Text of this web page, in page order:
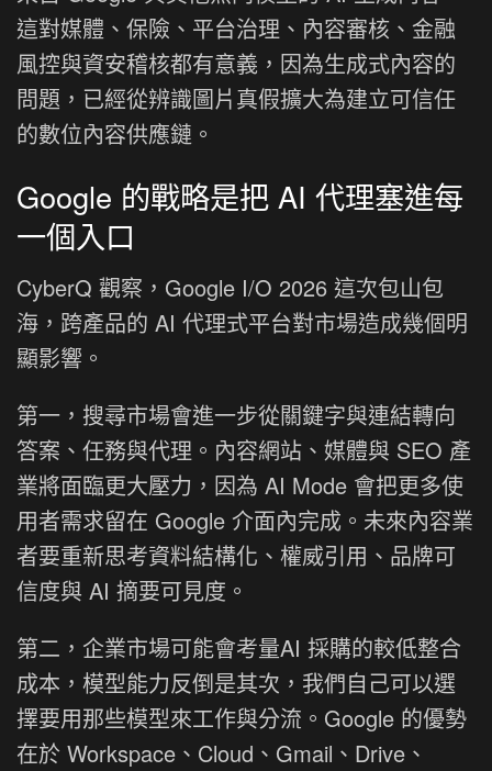
這對媒體、保險、平台治理、內容審核、金融
風控與資安稽核都有意義，因為生成式內容的
問題，已經從辨識圖片真假擴大為建立可信任
的數位內容供應鏈。
Google 的戰略是把 AI 代理塞進每
一個入口
CyberQ 觀察，Google I/O 2026 這次包山包
海，跨產品的 AI 代理式平台對市場造成幾個明
顯影響。
第一，搜尋市場會進一步從關鍵字與連結轉向
答案、任務與代理。內容網站、媒體與 SEO 產
業將面臨更大壓力，因為 AI Mode 會把更多使
用者需求留在 Google 介面內完成。未來內容業
者要重新思考資料結構化、權威引用、品牌可
信度與 AI 摘要可見度。
第二，企業市場可能會考量AI 採購的較低整合
成本，模型能力反倒是其次，我們自己可以選
擇要用那些模型來工作與分流。Google 的優勢
在於 Workspace、Cloud、Gmail、Drive、